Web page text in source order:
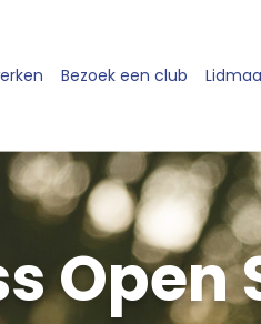
Bezoek een club